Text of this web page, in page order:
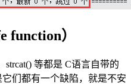
function）
strcat() 等都是 C语言自带的
们都有一个缺陷，就是不安